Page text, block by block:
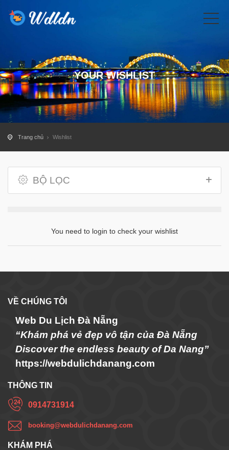
YOUR WISHLIST
Trang chủ Wishlist
BỘ LỌC
You need to login to check your wishlist
VỀ CHÚNG TÔI
Web Du Lịch Đà Nẵng
“Khám phá vẻ đẹp vô tận của Đà Nẵng
Discover the endless beauty of Da Nang”
https://webdulichdanang.com
THÔNG TIN
0914731914
booking@webdulichdanang.com
KHÁM PHÁ